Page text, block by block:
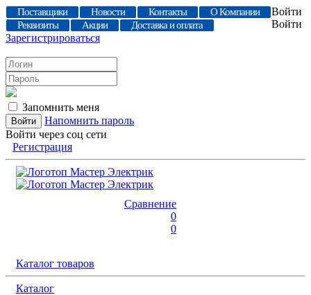
Поставщики Новости Контакты
О Компании
Реквизиты
Акции Доставка и оплата
Войти
Войти
Зарегистрироваться
Запомнить меня
Напомнить пароль
Войти через соц сети
Регистрация
Сравнение
0
0
Каталог товаров
Каталог